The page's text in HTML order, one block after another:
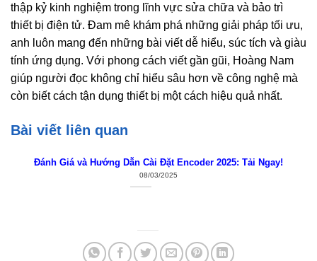
thập kỷ kinh nghiệm trong lĩnh vực sửa chữa và bảo trì
thiết bị điện tử. Đam mê khám phá những giải pháp tối ưu,
anh luôn mang đến những bài viết dễ hiểu, súc tích và giàu
tính ứng dụng. Với phong cách viết gần gũi, Hoàng Nam
giúp người đọc không chỉ hiểu sâu hơn về công nghệ mà
còn biết cách tận dụng thiết bị một cách hiệu quả nhất.
Bài viết liên quan
Đánh Giá và Hướng Dẫn Cài Đặt Encoder 2025: Tải Ngay!
08/03/2025